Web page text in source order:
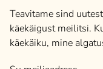
Teavitame sind
käekäigust meilitsi.
käekäiku, mine